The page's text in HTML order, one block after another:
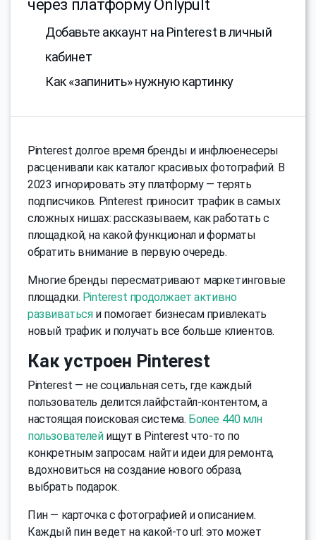
через платформу Onlypult
Добавьте аккаунт на Pinterest в личный
кабинет
Как «запинить» нужную картинку
Pinterest долгое время бренды и инфлюенесеры
расценивали как каталог красивых фотографий. В
2023 игнорировать эту платформу — терять
подписчиков. Pinterest приносит трафик в самых
сложных нишах: рассказываем, как работать с
площадкой, на какой функционал и форматы
обратить внимание в первую очередь.
Многие бренды пересматривают маркетинговые
площадки. Pinterest продолжает активно
развиватьсяи помогает бизнесам привлекать
новый трафик и получать все больше клиентов.
Как устроен Pinterest
Pinterest — не социальная сеть, где каждый
пользователь делится лайфстайл-контентом, а
настоящая поисковая система. Более 440 млн
пользователейищут в Pinterest что-то по
конкретным запросам: найти идеи для ремонта,
вдохновиться на создание нового образа,
выбрать подарок.
Пин — карточка с фотографией и описанием.
Каждый пин ведет на какой-то url: это может